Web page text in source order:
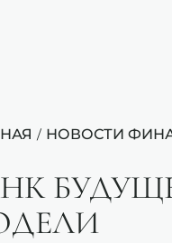
/ НОВОСТИ